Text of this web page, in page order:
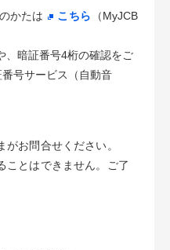
かたは こちら
（MyJCB
、暗証番号4桁の確認をご
号サービス（自動音
お問合せください。
ことはできません。ご了